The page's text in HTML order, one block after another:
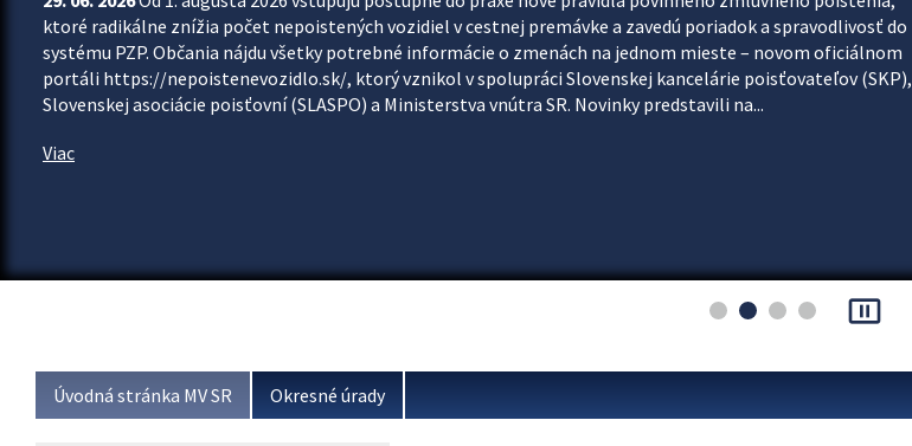
ktoré radikálne znížia počet nepoistených vozidiel v cestnej premávke a zavedú poriadok a spravodlivosť do
systému PZP. Občania nájdu všetky potrebné informácie o zmenách na jednom mieste – novom oficiálnom
portáli https://nepoistenevozidlo.sk/, ktorý vznikol v spolupráci Slovenskej kancelárie poisťovateľov (SKP),
Slovenskej asociácie poisťovní (SLASPO) a Ministerstva vnútra SR. Novinky predstavili na...
Viac
pause_presentation
Úvodná stránka MV SR Okresné úrady